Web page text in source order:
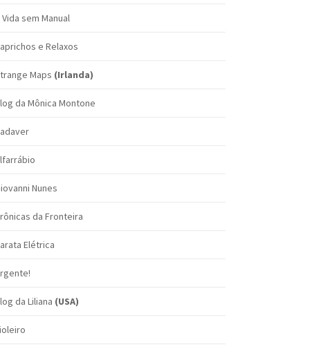
Vida sem Manual
e Relaxos
Maps (Irlanda)
da Mônica Montone
Nunes
da Fronteira
Elétrica
da Liliana (USA)